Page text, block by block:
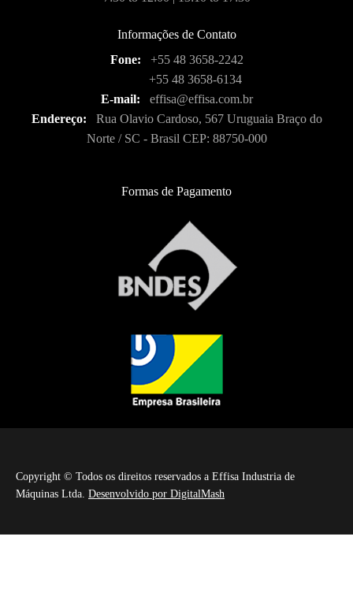
Informações de Contato
Fone:
+55 48 3658-2242
+55 48 3658-6134
E-mail:
effisa@effisa.com.br
Endereço:
Rua Olavio Cardoso, 567 Uruguaia Braço do
Norte / SC - Brasil CEP: 88750-000
Formas de Pagamento
Copyright © Todos os direitos reservados a Effisa Industria de
Máquinas Ltda. Desenvolvido por DigitalMash